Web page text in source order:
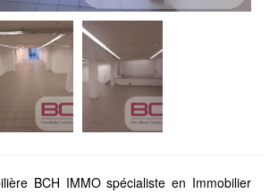
BCH IMMO spécialiste en Immobilier